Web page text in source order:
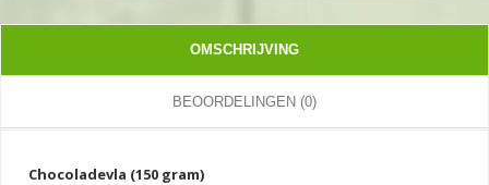
OMSCHRIJVING
BEOORDELINGEN (0)
Chocoladevla (150 gram)